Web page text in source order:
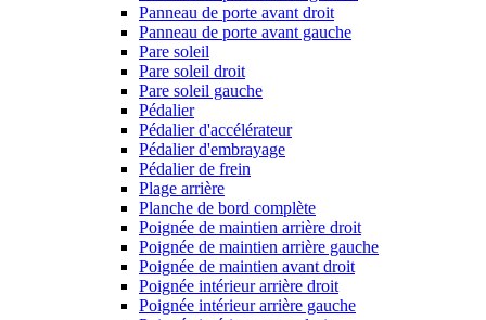
Panneau de porte avant droit
Panneau de porte avant gauche
Pare soleil
Pare soleil droit
Pare soleil gauche
Pédalier
Pédalier d'accélérateur
Pédalier d'embrayage
Pédalier de frein
Plage arrière
Planche de bord complète
Poignée de maintien arrière droit
Poignée de maintien arrière gauche
Poignée de maintien avant droit
Poignée intérieur arrière droit
Poignée intérieur arrière gauche